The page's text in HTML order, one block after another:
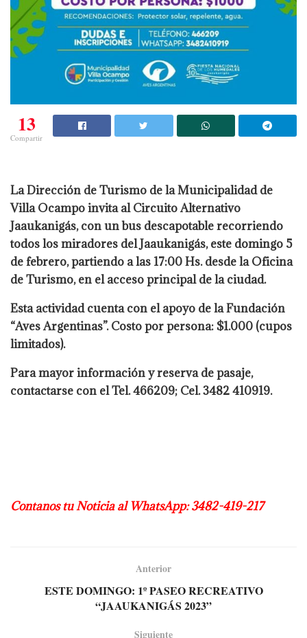
13
Compartir
La Dirección de Turismo de la Municipalidad de
Villa Ocampo invita al Circuito Alternativo
Jaaukanigás, con un bus descapotable recorriendo
todos los miradores del Jaaukanigás, este domingo 5
de febrero, partiendo a las 17:00 Hs. desde la Oficina
de Turismo, en el acceso principal de la ciudad.
Esta actividad cuenta con el apoyo de la Fundación
“Aves Argentinas”. Costo por persona: $1.000 (cupos
limitados).
Para mayor información y reserva de pasaje,
contactarse con el Tel. 466209; Cel. 3482 410919.
Contanos tu Noticia al WhatsApp: 3482-419-217
Anterior
ESTE DOMINGO: 1º PASEO RECREATIVO
“JAAUKANIGÁS 2023”
Siguiente